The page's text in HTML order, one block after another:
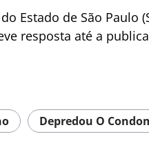
Estado de São Paulo
resposta até a
Depredou O